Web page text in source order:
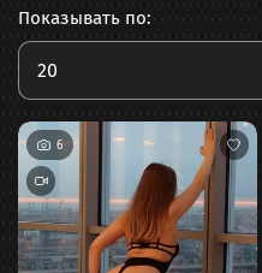
Показывать по:
20
6